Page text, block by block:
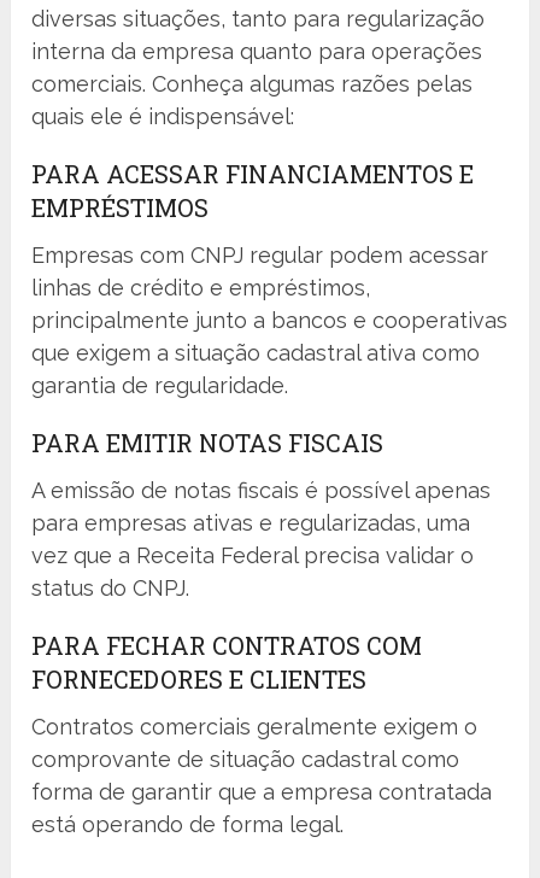
diversas situações, tanto para regularização
interna da empresa quanto para operações
comerciais. Conheça algumas razões pelas
quais ele é indispensável:
PARA ACESSAR FINANCIAMENTOS E
EMPRÉSTIMOS
Empresas com CNPJ regular podem acessar
linhas de crédito e empréstimos,
principalmente junto a bancos e cooperativas
que exigem a situação cadastral ativa como
garantia de regularidade.
PARA EMITIR NOTAS FISCAIS
A emissão de notas fiscais é possível apenas
para empresas ativas e regularizadas, uma
vez que a Receita Federal precisa validar o
status do CNPJ.
PARA FECHAR CONTRATOS COM
FORNECEDORES E CLIENTES
Contratos comerciais geralmente exigem o
comprovante de situação cadastral como
forma de garantir que a empresa contratada
está operando de forma legal.